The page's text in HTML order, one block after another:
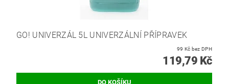
GO! UNIVERZÁL 5L UNIVERZÁLNÍ PŘÍPRAVEK
99 Kč bez DPH
119,79 Kč